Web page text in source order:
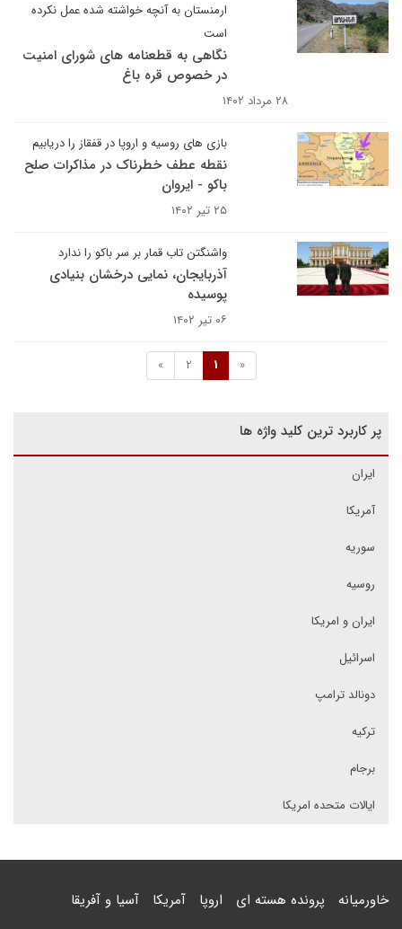
ارمنستان به آنچه خواشته شده عمل نکرده
است
نگاهی به قطعنامه های شورای امنیت
در خصوص قره باغ
۲۸ مرداد ۱۴۰۲
بازی های روسیه و اروپا در قفقاز را دریابیم
نقطه عطف خطرناک در مذاکرات صلح
باکو - ایروان
۲۵ تیر ۱۴۰۲
واشنگتن تاب قمار بر سر باکو را ندارد
آذربایجان، نمایی درخشان بنیادی
پوسیده
۰۶ تیر ۱۴۰۲
«
1
2
»
پر کاربرد ترین کلید واژه ها
ایران
آمریکا
سوریه
روسیه
ایران و امریکا
اسرائیل
دونالد ترامپ
ترکیه
برجام
ایالات متحده امریکا
خاورمیانه پرونده هسته ای اروپا آمریکا آسیا و آفریقا